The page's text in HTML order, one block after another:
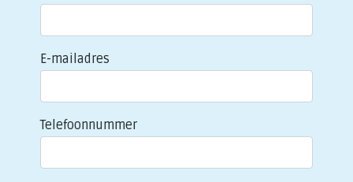
E-mailadres
Telefoonnummer